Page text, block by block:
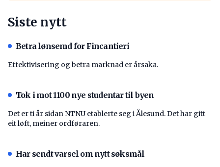
Siste nytt
Betra lønsemd for Fincantieri
Effektivisering og betra marknad er årsaka.
Tok i mot 1100 nye studentar til byen
Det er ti år sidan NTNU etablerte seg i Ålesund. Det har gitt
eit løft, meiner ordføraren.
Har sendt varsel om nytt søksmål